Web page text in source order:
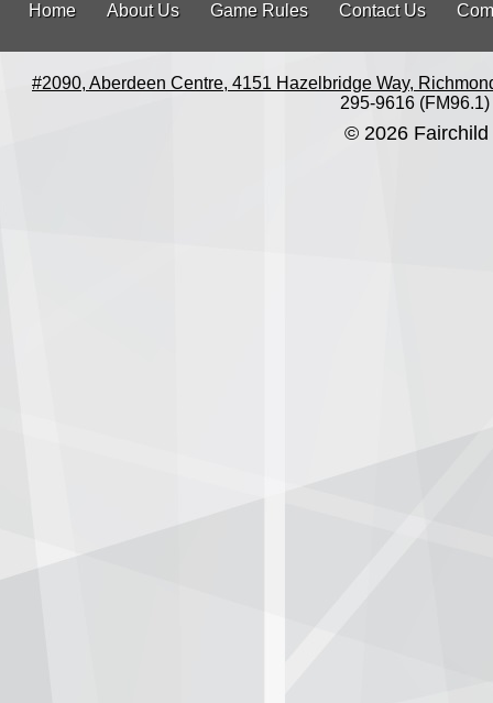
Home About Us Game Rules Contact Us
#2090, Aberdeen Centre, 4151 Hazelbridge Way,
295-9616 (FM96.1)
© 2026 Fairchild